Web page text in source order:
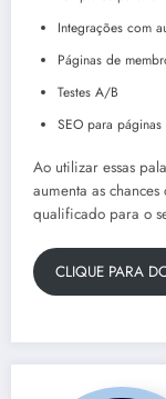
Integrações com
Páginas de
Testes A/B
SEO para páginas
Ao utilizar essas
aumenta as
qualificado para o
CLIQUE PARA